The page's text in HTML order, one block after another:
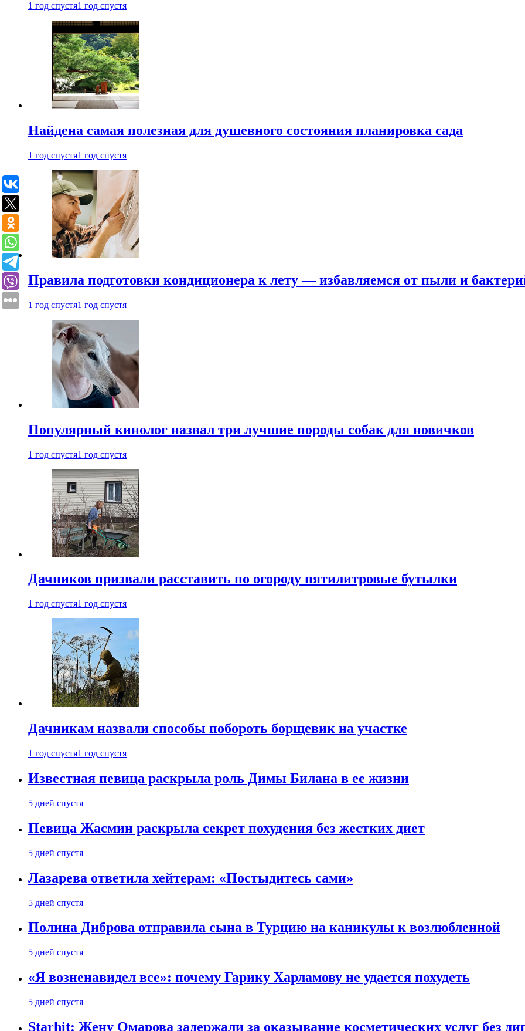
1 год спустя1 год спустя
Найдена самая полезная для душевного состояния планировка сада
1 год спустя1 год спустя
Правила подготовки кондиционера к лету — избавляемся от пыли и
1 год спустя1 год спустя
Популярный кинолог назвал три лучшие породы собак для новичков
1 год спустя1 год спустя
Дачников призвали расставить по огороду пятилитровые бутылки
1 год спустя1 год спустя
Дачникам назвали способы побороть борщевик на участке
1 год спустя1 год спустя
Известная певица раскрыла роль Димы Билана в ее жизни
5 дней спустя
Певица Жасмин раскрыла секрет похудения без жестких диет
5 дней спустя
Лазарева ответила хейтерам: «Постыдитесь сами»
5 дней спустя
Полина Диброва отправила сына в Турцию на каникулы к возлюбленной
5 дней спустя
«Я возненавидел все»: почему Гарику Харламову не удается похудеть
5 дней спустя
Starhit: Жену Омарова задержали за оказывание косметических услуг без